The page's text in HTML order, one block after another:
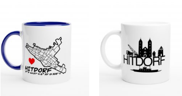
Add to
wishlist